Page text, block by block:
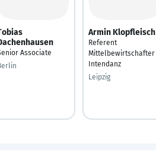
Associate
Armin Klopfleisch
Referent
Mittelbewirtschafter
Intendanz
Leipzig